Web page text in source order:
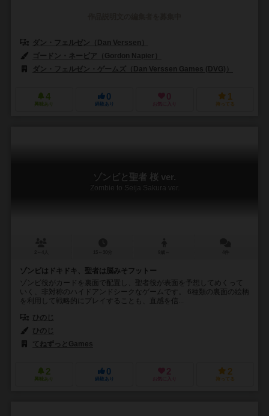
ダン・フェルゼン（Dan Verssen）
ゴードン・ネーピア（Gordon Napier）
ダン・フェルゼン・ゲームズ（Dan Verssen Games (DVG)）
4
興味あり
0
経験あり
0
お気に入り
1
持ってる
ゾンビと聖者 桜 ver.
Zombie to Seija Sakura ver.
ゾンビはドキドキ、聖者は脳みそフットー
ゾンビ役がカードを裏面で配置し、聖者役が表面を予想してめくって
いく、非対称のハイドアンドシークなゲームです。 6種類の裏面の絵柄
を利用して戦略的にプレイすることも、直感を信...
ひのじ
ひのじ
てねずっとGames
2
興味あり
0
経験あり
2
お気に入り
2
持ってる